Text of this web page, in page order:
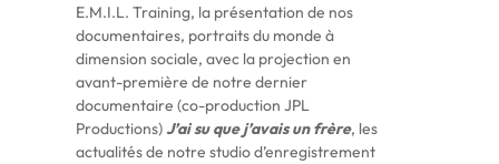
E.M.I.L. Training, la présentation de nos
documentaires, portraits du monde à
dimension sociale, avec la projection en
avant-première de notre dernier
documentaire (co-production JPL
Productions)J’ai su que j’avais un frère, les
actualités de notre studio d’enregistrement